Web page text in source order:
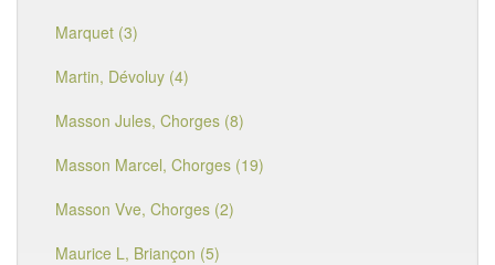
Marquet (3)
Martin, Dévoluy (4)
Masson Jules, Chorges (8)
Masson Marcel, Chorges (19)
Masson Vve, Chorges (2)
Maurice L, Briançon (5)